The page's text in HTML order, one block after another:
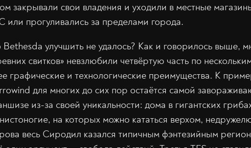
закрывали свои владения и уходили в местные
или прогуливались за пределами города.
Bethesda улучшить не удалось? Как и говорилось выше,
свитков» невзлюбили четвёртую часть по
графические и технологические преимущества. К
для многих до сих пор остаётся самой
из-за своей уникальности: дома в гигантских
на которых можно кататься верхом,
весь Сиродил казался типичным фэнтезийным